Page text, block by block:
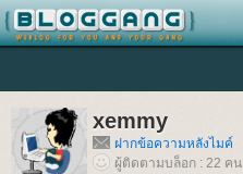
xemmy
ฝากข้อความหลังไมค์
ผู้ติดตามบล็อก : 22 คน